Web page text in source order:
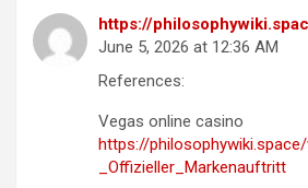
https://
June 5, 2026 at 12:36 AM
References:
Vegas online casino
https://
_Offizieller_Markenauftritt